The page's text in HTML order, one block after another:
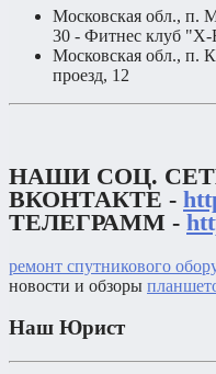
Московская обл., п.
30 - Фитнес клуб "X-
Московская обл., п.
проезд, 12
НАШИ СОЦ.
ВКОНТАКТЕ -
ТЕЛЕГРАММ -
ремонт спутникового
новости и обзоры
Наш Юрист